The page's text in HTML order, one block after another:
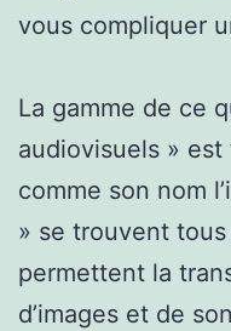
vous compliquer
La gamme de ce
audiovisuels »
comme son nom
» se trouvent
permettent la
d’images et de